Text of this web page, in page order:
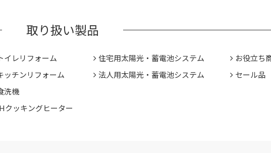
取り扱い製品
イレリフォーム
ッチンリフォーム
洗機
クッキングヒーター
住宅用太陽光・蓄電池システム
法人用太陽光・蓄電池システム
お役立ち
セール品